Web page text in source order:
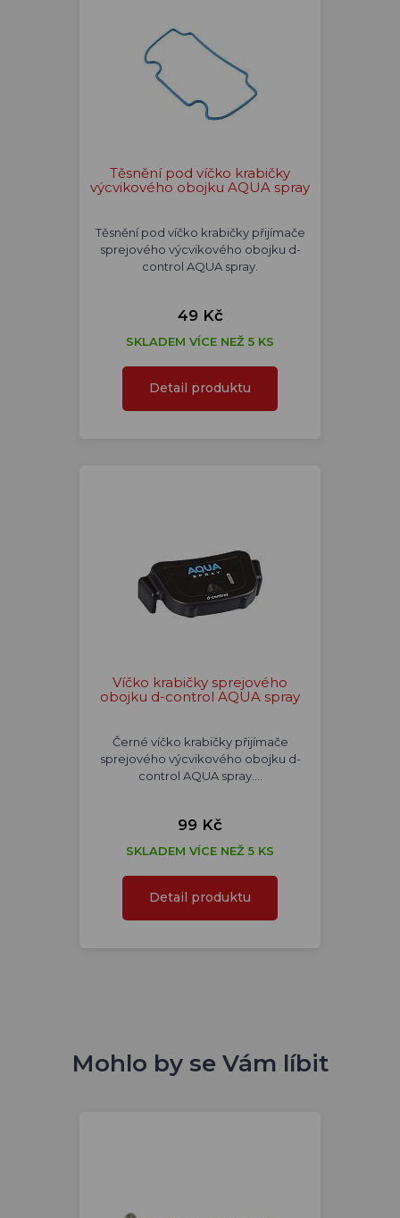
Těsnění pod víčko krabičky
výcvikového obojku AQUA spray
Těsnění pod víčko krabičky přijímače
sprejového výcvikového obojku d-
control AQUA spray.
49 Kč
SKLADEM VÍCE NEŽ 5 KS
Detail produktu
Víčko krabičky sprejového
obojku d-control AQUA spray
Černé víčko krabičky přijímače
sprejového výcvikového obojku d-
control AQUA spray.…
99 Kč
SKLADEM VÍCE NEŽ 5 KS
Detail produktu
Mohlo by se Vám líbit